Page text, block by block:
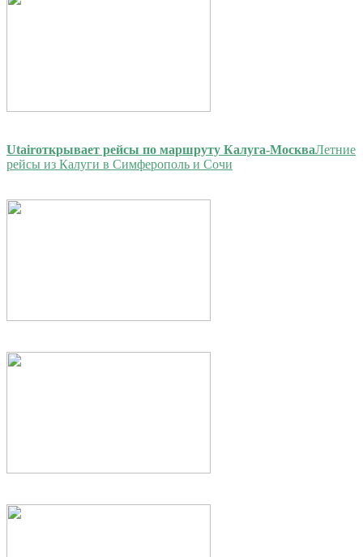
Utairоткрывает рейсы по маршруту Калуга-МоскваЛетние
рейсы из Калуги в Симферополь и Сочи